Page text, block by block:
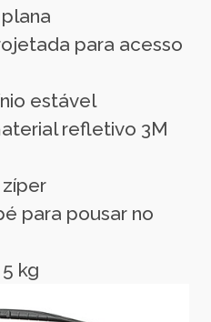
para acesso
estável
refletivo 3M
para pousar no
kg